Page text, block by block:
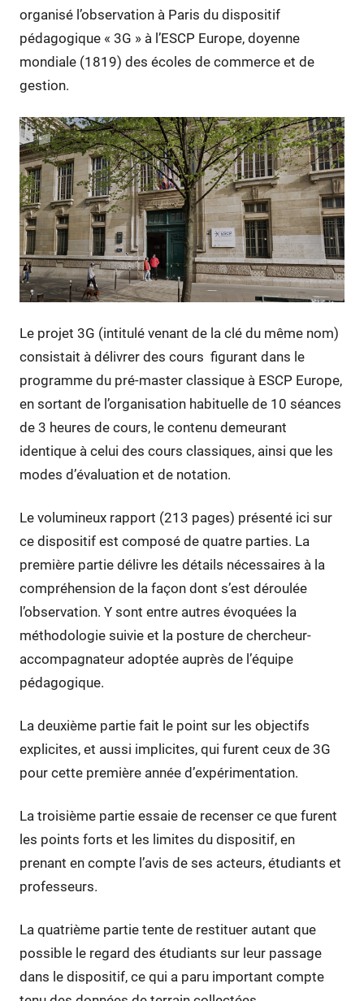
organisé l’observation à Paris du dispositif
pédagogique « 3G » à l’ESCP Europe, doyenne
mondiale (1819) des écoles de commerce et de
gestion.
Le projet 3G (intitulé venant de la clé du même nom)
consistait à délivrer des cours figurant dans le
programme du pré-master classique à ESCP Europe,
en sortant de l’organisation habituelle de 10 séances
de 3 heures de cours, le contenu demeurant
identique à celui des cours classiques, ainsi que les
modes d’évaluation et de notation.
Le volumineux rapport (213 pages) présenté ici sur
ce dispositif est composé de quatre parties. La
première partie délivre les détails nécessaires à la
compréhension de la façon dont s’est déroulée
l’observation. Y sont entre autres évoquées la
méthodologie suivie et la posture de chercheur-
accompagnateur adoptée auprès de l’équipe
pédagogique.
La deuxième partie fait le point sur les objectifs
explicites, et aussi implicites, qui furent ceux de 3G
pour cette première année d’expérimentation.
La troisième partie essaie de recenser ce que furent
les points forts et les limites du dispositif, en
prenant en compte l’avis de ses acteurs, étudiants et
professeurs.
La quatrième partie tente de restituer autant que
possible le regard des étudiants sur leur passage
dans le dispositif, ce qui a paru important compte